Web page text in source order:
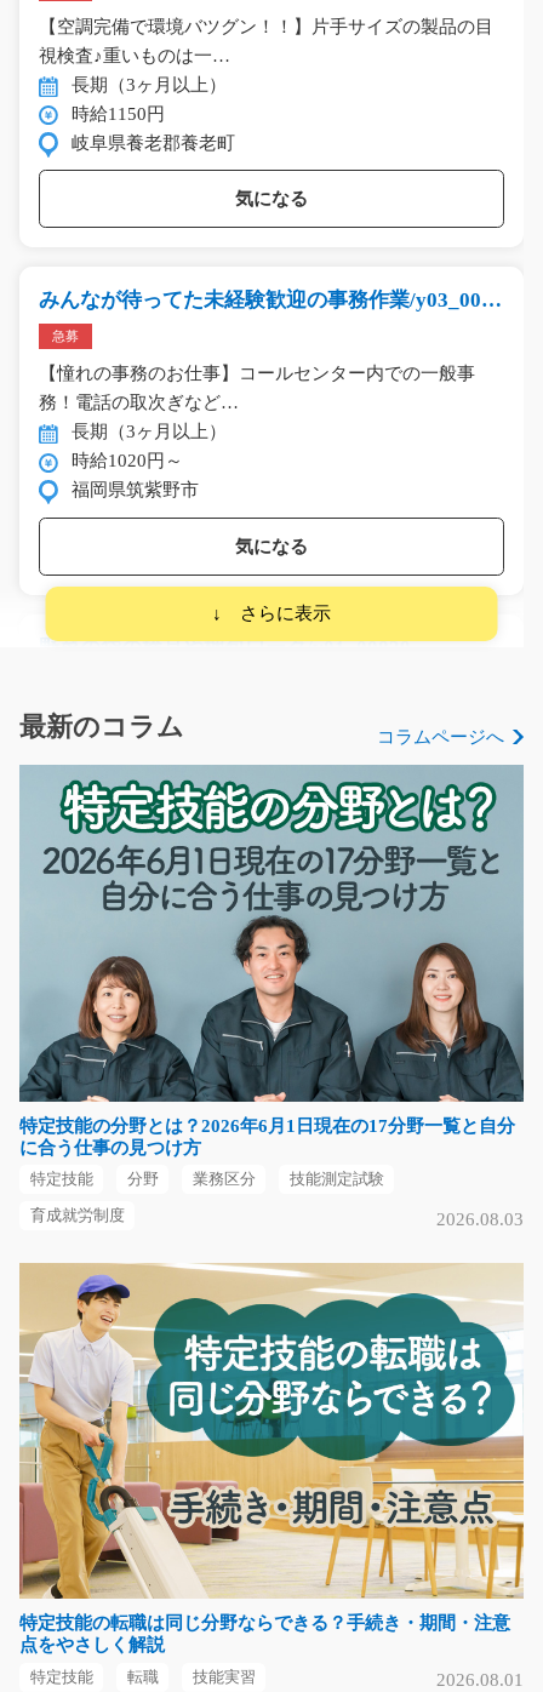
【空調完備で環境バツグン！！】片手サイズの製品の目
視検査♪重いものは一…
長期（3ヶ月以上）
時給1150円
岐阜県養老郡養老町
気になる
みんなが待ってた未経験歓迎の事務作業/y03_0047
5急募
【憧れの事務のお仕事】コールセンター内での一般事
務！電話の取次ぎなど…
長期（3ヶ月以上）
時給1020円～
福岡県筑紫野市
気になる
野菜の袋の検品や梱包ワーク/y01_00839
野菜を入れる袋を作っている企業さんです！機械が袋を
長期（3ヶ月以上）
時給1077円～
愛知県名古屋市守山区
気になる
くるま製品のフォークリフトでの運搬/y04_00372
急募
出来上がった製品をフォークリフトで運ぶおしごと♪資格
が無い方も弊社の資…
長期（3ヶ月以上）
時給1400円～1750円
栃木県栃木市
(人気)手のひらサイズの製品の目視検査/y03_0103
7 急募
大人気の検査のお仕事☆嬉しい空調完備♪出来上がった製
本を目視検査してい…
長期（3ヶ月以上）
時給1000円～
佐賀県三養基郡みやき町
気になる
最新のコラム コラムページへ
特定技能の分野とは？2026年6月1日現在の17分野一覧と自分
に合う仕事の見つけ方
特定技能 分野 業務区分 技能測定試験
育成就労制度 2026.08.03
特定技能の転職は同じ分野ならできる？手続き・期間・注意
点をやさしく解説
特定技能 転職 技能実習 2026.08.01